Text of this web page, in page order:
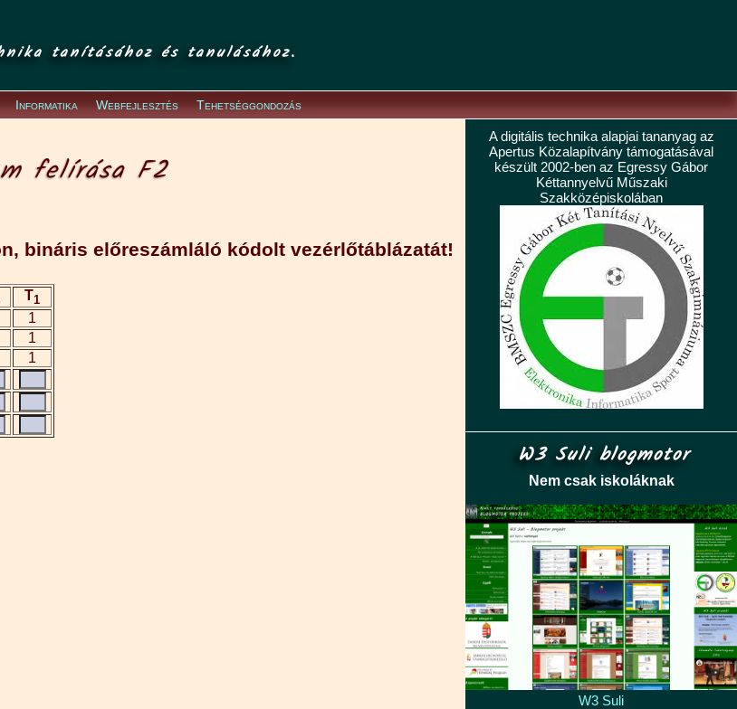
tanításához és tanulásához.
Informatika Webfejlesztés Tehetséggondozás
felírása F2
bináris előreszámláló kódolt vezérlőtáblázatát!
T1
1
1
1
A digitális technika alapjai tananyag az
Apertus Közalapítvány támogatásával
készült 2002-ben az Egressy Gábor
Kéttannyelvű Műszaki
Szakközépiskolában
W3 Suli blogmotor
Nem csak iskoláknak
W3 Suli